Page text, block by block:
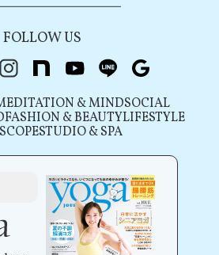
FOLLOW US
旧Twitter）
instagram
note youtubeline
& MINDSOCIAL
FASHION & BEAUTYLIFESTYLE
STUDIO & SPA